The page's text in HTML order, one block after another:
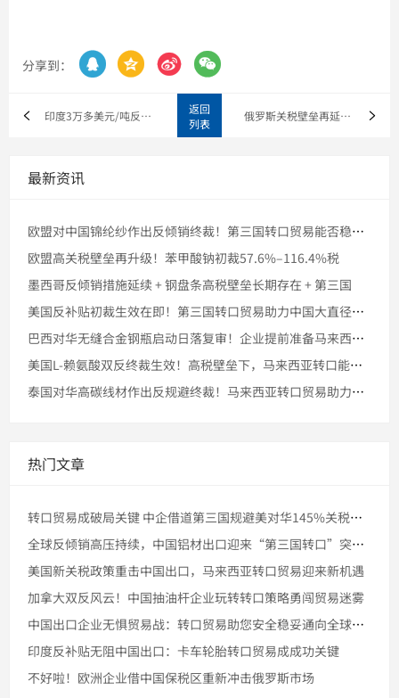
分享到：    
印度3万多美元/吨反倾销税压顶 中国TPU保护膜出口，马来西
返回
列表
俄罗斯关税壁垒再延长5年！不锈钢焊管出口企业如何稳住欧亚市场
最新资讯
欧盟对中国锦纶纱作出反倾销终裁！第三国转口贸易能否稳住市场份
欧盟高关税壁垒再升级！苯甲酸钠初裁57.6%–116.4%税
墨西哥反倾销措施延续 + 钢盘条高税壁垒长期存在 + 第三国
美国反补贴初裁生效在即！第三国转口贸易助力中国大直径石墨电极
巴西对华无缝合金钢瓶启动日落复审！企业提前准备马来西亚转口的
美国L-赖氨酸双反终裁生效！高税壁垒下，马来西亚转口能否稳住
泰国对华高碳线材作出反规避终裁！马来西亚转口贸易助力企业合规
热门文章
转口贸易成破局关键 中企借道第三国规避美对华145%关税壁垒
全球反倾销高压持续，中国铝材出口迎来“第三国转口”突破窗口
美国新关税政策重击中国出口，马来西亚转口贸易迎来新机遇
加拿大双反风云！中国抽油杆企业玩转转口策略勇闯贸易迷雾
中国出口企业无惧贸易战：转口贸易助您安全稳妥通向全球市场
印度反补贴无阻中国出口：卡车轮胎转口贸易成成功关键
不好啦！欧洲企业借中国保税区重新冲击俄罗斯市场